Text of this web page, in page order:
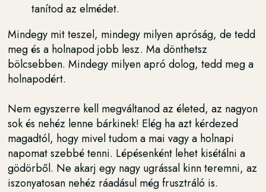
tanítod az elmédet.
Mindegy mit teszel, mindegy milyen apróság, de tedd
meg és a holnapod jobb lesz. Ma dönthetsz
bölcsebben. Mindegy milyen apró dolog, tedd meg a
holnapodért.
Nem egyszerre kell megváltanod az életed, az nagyon
sok és nehéz lenne bárkinek! Elég ha azt kérdezed
magadtól, hogy mivel tudom a mai vagy a holnapi
napomat szebbé tenni. Lépésenként lehet kisétálni a
gödörből. Ne akarj egy nagy ugrással kinn teremni, az
iszonyatosan nehéz ráadásul még frusztráló is.